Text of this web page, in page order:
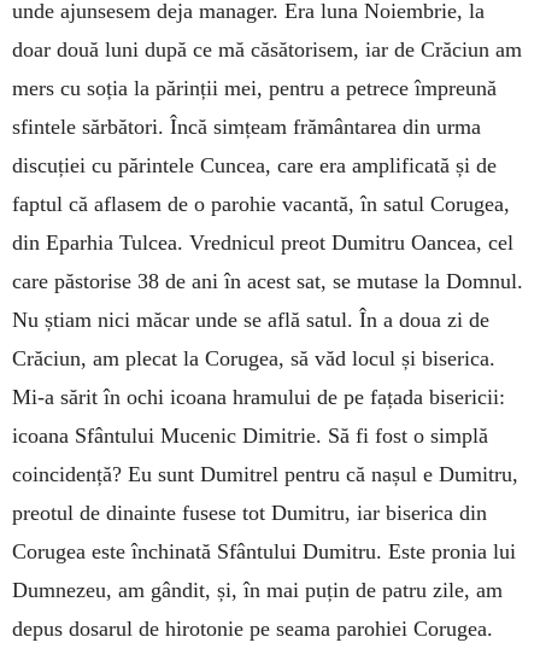
unde ajunsesem deja manager. Era luna Noiembrie, la
doar două luni după ce mă căsătorisem, iar de Crăciun am
mers cu soția la părinții mei, pentru a petrece împreună
sfintele sărbători. Încă simțeam frământarea din urma
discuției cu părintele Cuncea, care era amplificată și de
faptul că aflasem de o parohie vacantă, în satul Corugea,
din Eparhia Tulcea. Vrednicul preot Dumitru Oancea, cel
care păstorise 38 de ani în acest sat, se mutase la Domnul.
Nu știam nici măcar unde se află satul. În a doua zi de
Crăciun, am plecat la Corugea, să văd locul și biserica.
Mi-a sărit în ochi icoana hramului de pe fațada bisericii:
icoana Sfântului Mucenic Dimitrie. Să fi fost o simplă
coincidență? Eu sunt Dumitrel pentru că nașul e Dumitru,
preotul de dinainte fusese tot Dumitru, iar biserica din
Corugea este închinată Sfântului Dumitru. Este pronia lui
Dumnezeu, am gândit, și, în mai puțin de patru zile, am
depus dosarul de hirotonie pe seama parohiei Corugea.